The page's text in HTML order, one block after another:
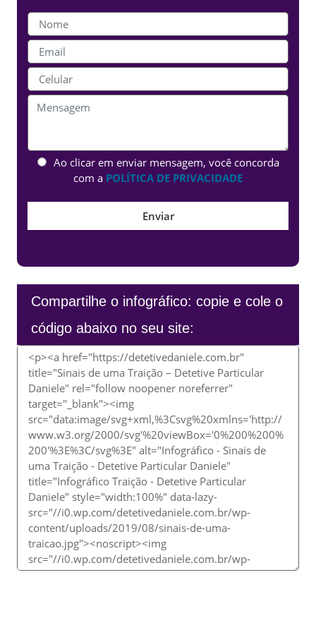
Ao clicar em enviar mensagem, você concorda
com a POLÍTICA DE PRIVACIDADE
Compartilhe o infográfico: copie e cole o
código abaixo no seu site: